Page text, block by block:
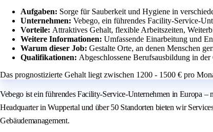
Aufgaben: Sorge für Sauberkeit und Hygiene in
Unternehmen: Vebego, ein führendes Facility-Service-
Vorteile: Attraktives Gehalt, flexible Arbeitszeiten,
Weitere Informationen: Umfassende Einarbeitung und
Warum dieser Job: Gestalte Orte, an denen Menschen
Qualifikationen: Abgeschlossene Berufsausbildung in
Das prognostizierte Gehalt liegt zwischen 1200 - 1500 € pro
Vebego ist ein führendes Facility-Service-Unternehmen in Europa
Headquarter in Wuppertal und über 50 Standorten bieten wir
Gebäudemanagement.